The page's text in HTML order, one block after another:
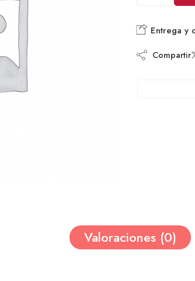
Entrega y
Compartir
Valoraciones (0)